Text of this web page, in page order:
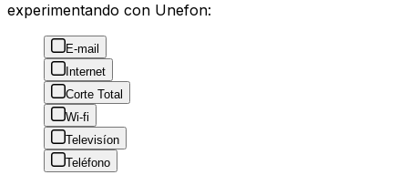
experimentando con Unefon:
E-mail
Internet
Corte Total
Wi-fi
Televisíon
Teléfono